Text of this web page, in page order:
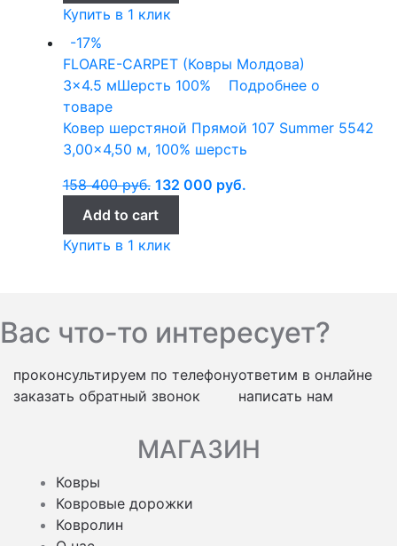
Купить в 1 клик
-17%
FLOARE-CARPET (Ковры Молдова)
3x4.5 мШерсть 100%
Подробнее о
товаре
Ковер шерстяной Прямой 107 Summer 5542
3,00×4,50 м, 100% шерсть
158 400руб. 132 000 руб.
Add to cart
Купить в 1 клик
Вас что-то интересует?
проконсультируем по телефону
заказать обратный звонок
ответим в онлайне
написать нам
МАГАЗИН
Ковры
Ковровые дорожки
Ковролин